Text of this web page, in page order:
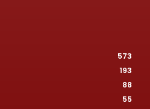
573
193
88
55